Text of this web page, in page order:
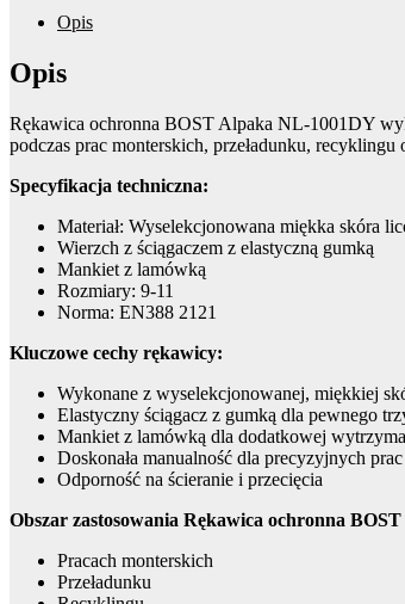
Opis
Opis
Rękawica ochronna BOST Alpaka NL-1001DY
podczas prac monterskich, przeładunku,
Specyfikacja techniczna:
Materiał: Wyselekcjonowana miękka skóra
Wierzch z ściągaczem z elastyczną gumką
Mankiet z lamówką
Rozmiary: 9-11
Norma: EN388 2121
Kluczowe cechy rękawicy:
Wykonane z wyselekcjonowanej, miękkiej
Elastyczny ściągacz z gumką dla pewnego
Mankiet z lamówką dla dodatkowej
Doskonała manualność dla precyzyjnych prac
Odporność na ścieranie i przecięcia
Obszar zastosowania Rękawica ochronna
Pracach monterskich
Przeładunku